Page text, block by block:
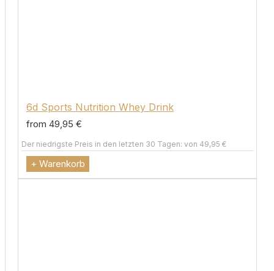
6d Sports Nutrition Whey Drink
from 49,95 €
Der niedrigste Preis in den letzten 30 Tagen: von 49,95 €
+ Warenkorb